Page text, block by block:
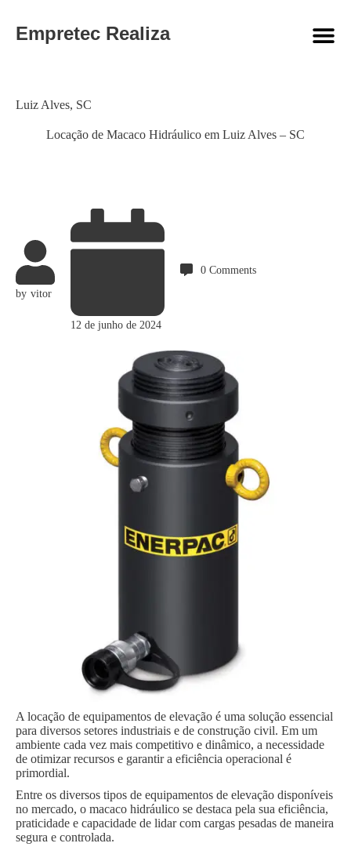
Empretec Realiza
Locação de Macaco Hidráulico em Luiz Alves – SC
Category
Luiz Alves, SC
by vitor
12 de junho de 2024
0 Comments
A locação de equipamentos de elevação é uma solução essencial
para diversos setores industriais e de construção civil. Em um
ambiente cada vez mais competitivo e dinâmico, a necessidade
de otimizar recursos e garantir a eficiência operacional é
primordial.
Entre os diversos tipos de equipamentos de elevação disponíveis
no mercado, o macaco hidráulico se destaca pela sua eficiência,
praticidade e capacidade de lidar com cargas pesadas de maneira
segura e controlada.